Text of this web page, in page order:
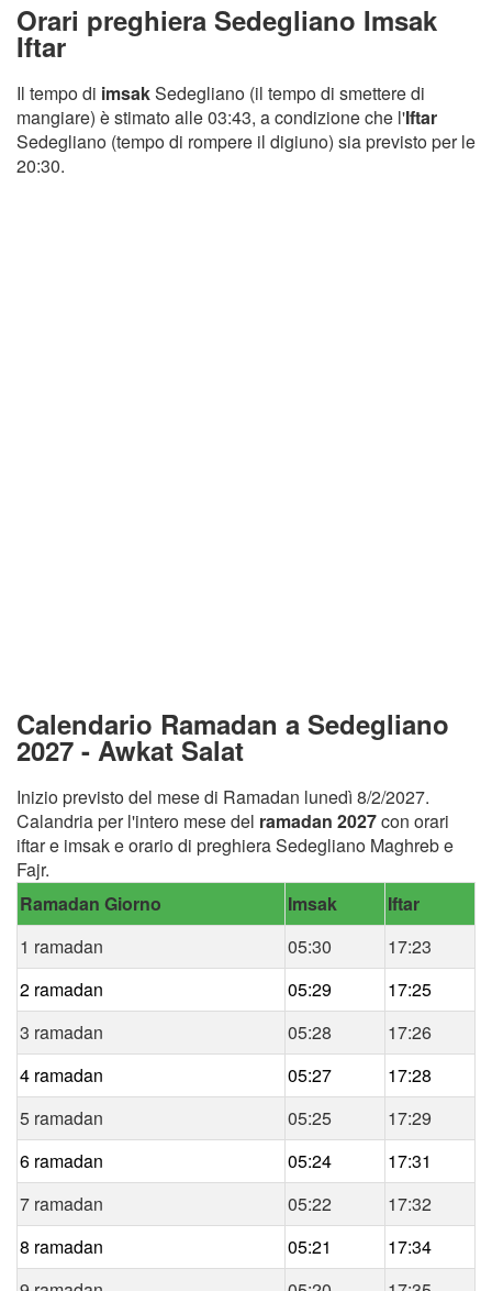
Orari preghiera Sedegliano Imsak
Iftar
Il tempo di imsakSedegliano (il tempo di smettere di
mangiare) è stimato alle 03:43, a condizione che l'Iftar
Sedegliano (tempo di rompere il digiuno) sia previsto per le
20:30.
Calendario Ramadan a Sedegliano
2027 - Awkat Salat
Inizio previsto del mese di Ramadan lunedì 8/2/2027.
Calandria per l'intero mese del ramadan 2027con orari
iftar e imsak e orario di preghiera Sedegliano Maghreb e
Fajr.
Ramadan Giorno
Imsak
Iftar
1 ramadan
05:30
17:23
2 ramadan
05:29
17:25
3 ramadan
05:28
17:26
4 ramadan
05:27
17:28
5 ramadan
05:25
17:29
6 ramadan
05:24
17:31
7 ramadan
05:22
17:32
8 ramadan
05:21
17:34